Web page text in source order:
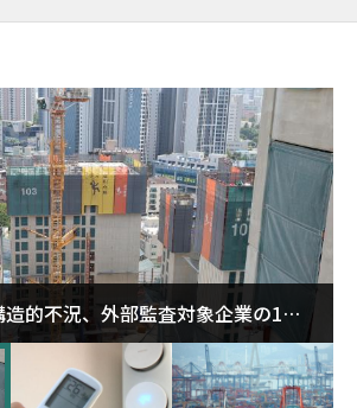
的不況、外部監査対象企業の1割
業」に…5年で2.8倍増